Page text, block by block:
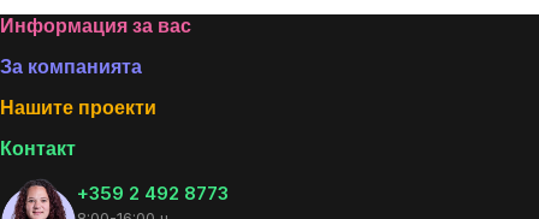
Footer
Информация за вас
За компанията
Нашите проекти
Контакт
+359 2 492 8773